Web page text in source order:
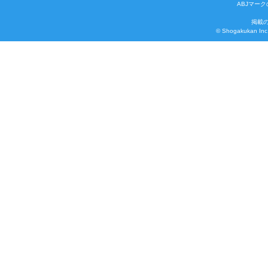
ABJマーク
掲載
© Shogakukan